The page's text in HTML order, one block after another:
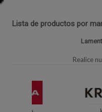
Lista de productos por
Realice